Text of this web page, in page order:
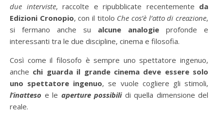
due interviste, raccolte e ripubblicate recentemente da
Edizioni Cronopio, con il titolo Che cos’è l’atto di creazione,
si fermano anche su alcune analogie profonde e
interessanti tra le due discipline, cinema e filosofia.
Così come il filosofo è sempre uno spettatore ingenuo,
anche chi guarda il grande cinema deve essere solo
uno spettatore ingenuo, se vuole cogliere gli stimoli,
l’inatteso e le aperture possibilidi quella dimensione del
reale.